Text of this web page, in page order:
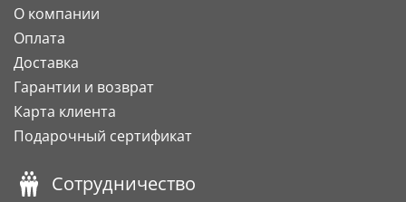
О компании
Оплата
Доставка
Гарантии и возврат
Карта клиента
Подарочный сертификат
Сотрудничество